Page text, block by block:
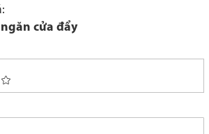
cửa đẩy